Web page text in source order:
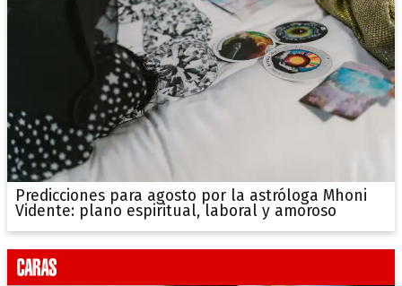
Predicciones para agosto por la astróloga Mhoni
Vidente: plano espiritual, laboral y amoroso